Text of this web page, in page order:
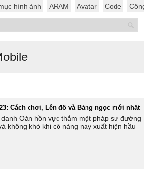
hình ảnh ARAM Avatar Code
Cách chơi, Lên đồ và Bảng ngọc mới nhất
Oán hồn vực thẳm một pháp sư đường
không khó khi cô nàng này xuất hiện hầu